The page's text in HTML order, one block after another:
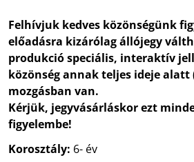
Felhívjuk kedves közönségünk
előadásra kizárólag állójegy
produkció speciális, interaktív
közönség annak teljes ideje alatt
mozgásban van.
Kérjük, jegyvásárláskor ezt
figyelembe!
Korosztály: 6- év